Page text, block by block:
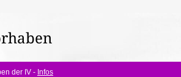
der IV - Infos